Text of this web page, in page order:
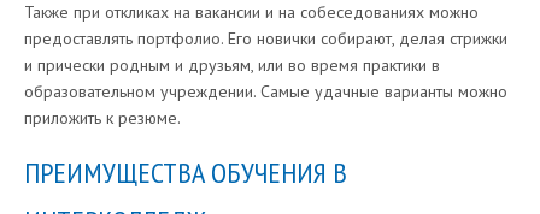
Также при откликах на вакансии и на собеседованиях можно
предоставлять портфолио. Его новички собирают, делая стрижки
и прически родным и друзьям, или во время практики в
образовательном учреждении. Самые удачные варианты можно
приложить к резюме.
ПРЕИМУЩЕСТВА ОБУЧЕНИЯ В